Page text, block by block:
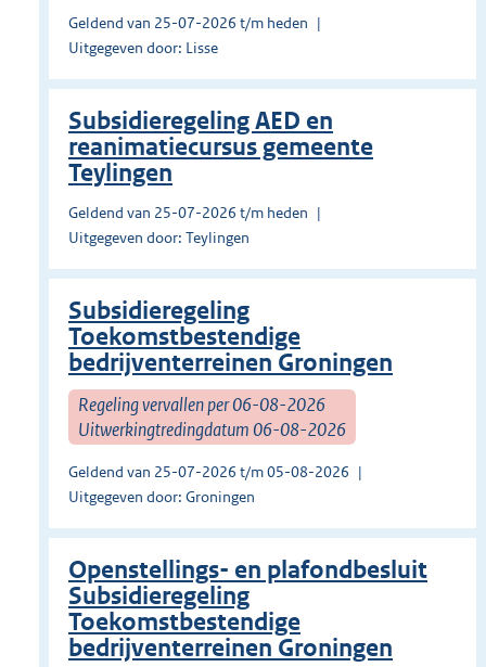
Geldend van 25-07-2026 t/m heden
Uitgegeven door: Lisse
Subsidieregeling AED en
reanimatiecursus gemeente
Teylingen
Geldend van 25-07-2026 t/m heden
Uitgegeven door: Teylingen
Subsidieregeling
Toekomstbestendige
bedrijventerreinen Groningen
Regeling vervallen per 06-08-2026
Uitwerkingtredingdatum 06-08-2026
Geldend van 25-07-2026 t/m 05-08-2026
Uitgegeven door: Groningen
Openstellings- en plafondbesluit
Subsidieregeling
Toekomstbestendige
bedrijventerreinen Groningen